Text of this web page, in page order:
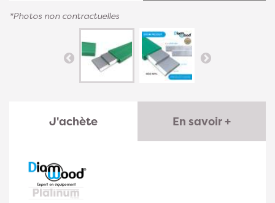
*Photos non contractuelles
J'achète En savoir +